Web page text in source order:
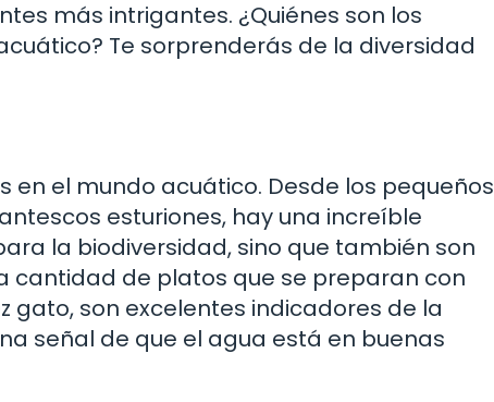
más intrigantes. ¿Quiénes son los
Te sorprenderás de la diversidad
en el mundo acuático. Desde los pequeños
esturiones, hay una increíble
la biodiversidad, sino que también son
cantidad de platos que se preparan con
gato, son excelentes indicadores de la
señal de que el agua está en buenas